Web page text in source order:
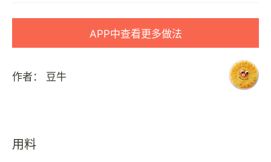
APP中查看更多做法
作者： 豆牛
用料